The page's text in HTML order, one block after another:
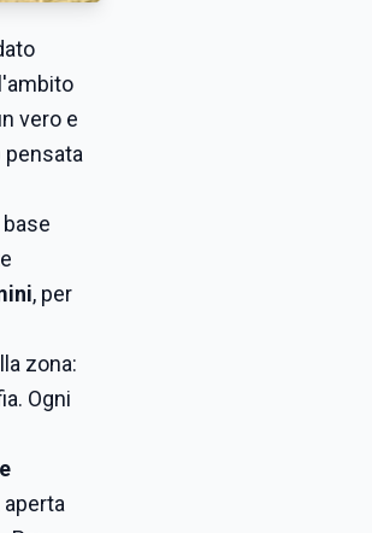
vero e
pensata
, per
zona:
Ogni